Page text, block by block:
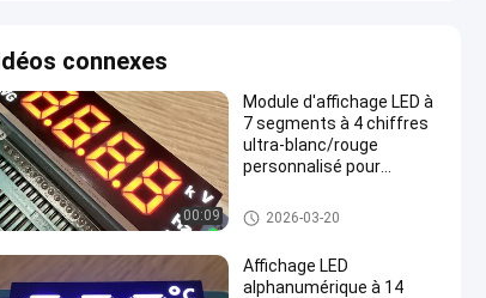
connexes
00:09
Module d'affichage LED à
7 segments à 4 chiffres
ultra-blanc/rouge
personnalisé pour
électriques (anode
commune)
Affichage à LED de 7 segment
s
2026-03-20
Affichage LED
alphanumérique à 14